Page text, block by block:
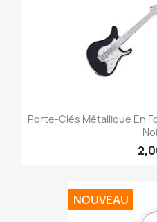
Porte-Clés Métallique En
NOUVEAU